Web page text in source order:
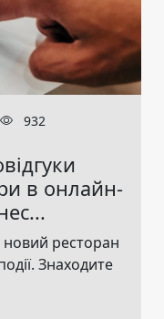
932
в онлайн-
новий ресторан
Знаходите